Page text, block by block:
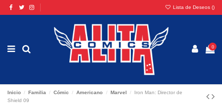
Lista de Deseos ()
0
Inicio Familia Cómic Americano Marvel
Iron Man: Director de
Shield 09